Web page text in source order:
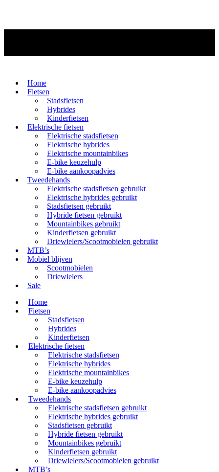
Home
Fietsen
Stadsfietsen
Hybrides
Kinderfietsen
Elektrische fietsen
Elektrische stadsfietsen
Elektrische hybrides
Elektrische mountainbikes
E-bike keuzehulp
E-bike aankoopadvies
Tweedehands
Elektrische stadsfietsen gebruikt
Elektrische hybrides gebruikt
Stadsfietsen gebruikt
Hybride fietsen gebruikt
Mountainbikes gebruikt
Kinderfietsen gebruikt
Driewielers/Scootmobielen gebruikt
MTB’s
Mobiel blijven
Scootmobielen
Driewielers
Sale
Home
Fietsen
Stadsfietsen
Hybrides
Kinderfietsen
Elektrische fietsen
Elektrische stadsfietsen
Elektrische hybrides
Elektrische mountainbikes
E-bike keuzehulp
E-bike aankoopadvies
Tweedehands
Elektrische stadsfietsen gebruikt
Elektrische hybrides gebruikt
Stadsfietsen gebruikt
Hybride fietsen gebruikt
Mountainbikes gebruikt
Kinderfietsen gebruikt
Driewielers/Scootmobielen gebruikt
MTB’s